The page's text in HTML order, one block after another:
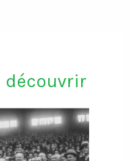
découvrir